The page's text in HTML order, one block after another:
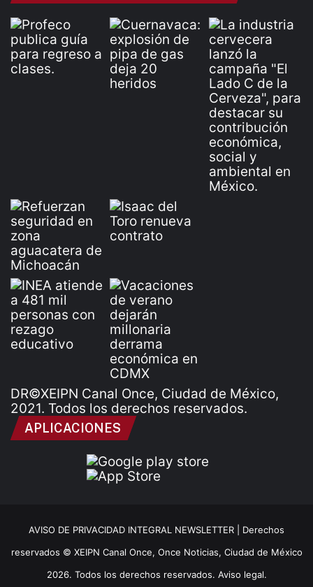
DR©XEIPN Canal Once, Ciudad de México,
2021. Todos los derechos reservados.
APLICACIONES
AVISO DE PRIVACIDAD INTEGRAL NEWSLETTER | Derechos
reservados © XEIPN Canal Once, Once Noticias, Ciudad de México
2026. Todos los derechos reservados. Aviso legal.